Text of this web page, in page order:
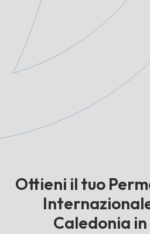
Ottieni il tuo
Caledonia